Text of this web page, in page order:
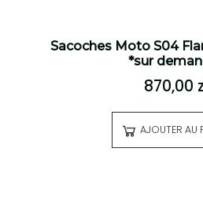
Sacoches Moto S04
*sur
870,00
AJOUTER AU